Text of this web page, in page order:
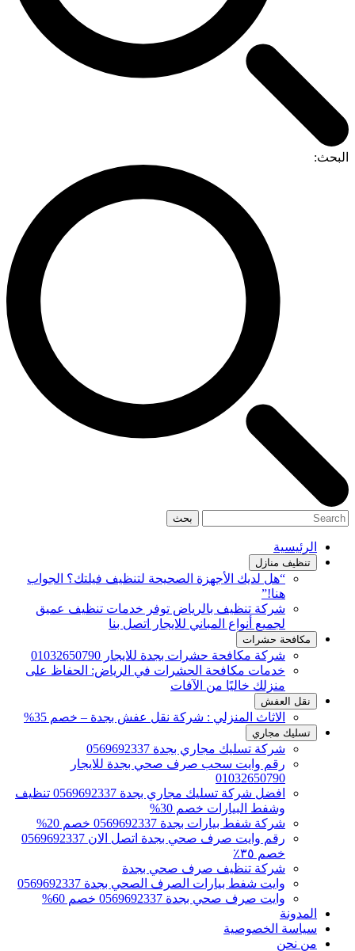
بحث
الرئيسية
تنظيف منازل
“هل لديك الأجهزة الصحيحة لتنظيف فيلتك؟ الجواب
هنا!”
شركة تنظيف بالرياض توفر خدمات تنظيف عميق
لجميع أنواع المباني للايجار اتصل بنا
مكافحة حشرات
شركة مكافحة حشرات بجدة للايجار 01032650790
خدمات مكافحة الحشرات في الرياض: الحفاظ على
منزلك خاليًا من الآفات
نقل العفش
الاثاث المنزلي : شركة نقل عفش بجدة – خصم 35%
تسليك مجاري
شركة تسليك مجاري بجدة 0569692337
رقم وايت سحب صرف صحي بجدة للايجار
01032650790
افضل شركة تسليك مجاري بجدة 0569692337 تنظيف
وشفط البيارات خصم 30%
شركة شفط بيارات بجدة 0569692337 خصم 20%
رقم وايت صرف صحي بجدة اتصل الان 0569692337
خصم ٣٥٪
شركة تنظيف صرف صحي بجدة
وايت شفط بيارات الصرف الصحي بجدة 0569692337
وايت صرف صحي بجدة 0569692337 خصم 60%
المدونة
سياسة الخصوصية
من نحن